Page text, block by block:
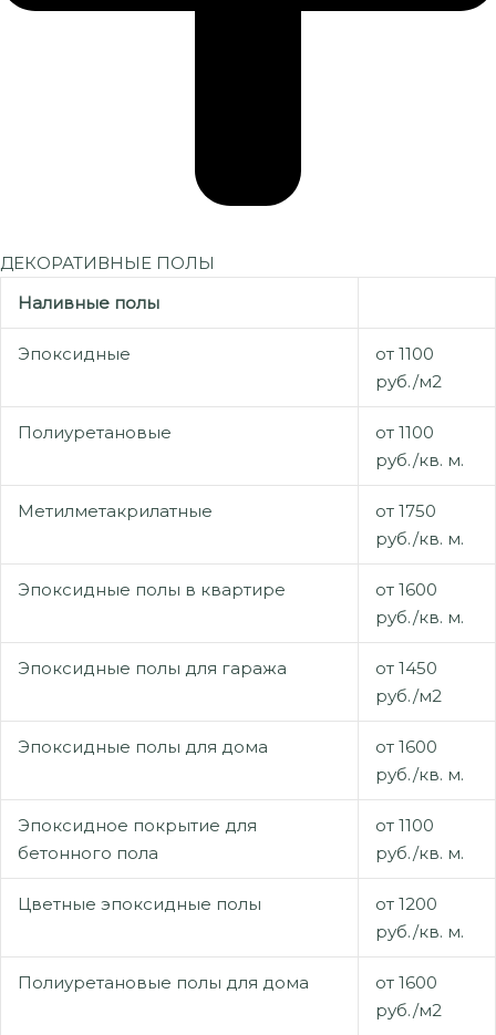
ДЕКОРАТИВНЫЕ ПОЛЫ
Наливные полы
Эпоксидные
от 1100
руб./м2
Полиуретановые
от 1100
руб./кв. м.
Метилметакрилатные
от 1750
руб./кв. м.
Эпоксидные полы в квартире
от 1600
руб./кв. м.
Эпоксидные полы для гаража
от 1450
руб./м2
Эпоксидные полы для дома
от 1600
руб./кв. м.
Эпоксидное покрытие для
бетонного пола
от 1100
руб./кв. м.
Цветные эпоксидные полы
от 1200
руб./кв. м.
Полиуретановые полы для дома
от 1600
руб./м2